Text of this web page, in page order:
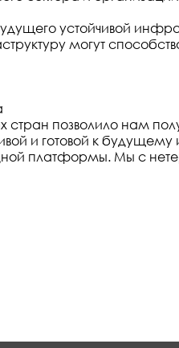
устойчивой
могут
позволило нам
и готовой к
платформы. Мы с